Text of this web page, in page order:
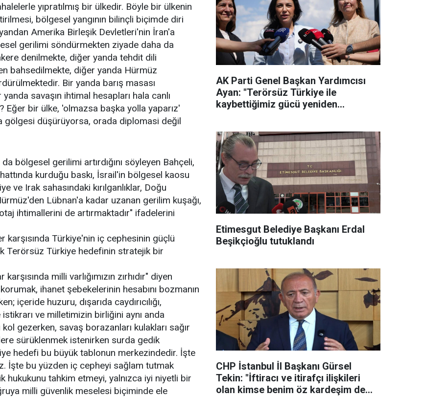
yıpratılmış bir ülkedir. Böyle bir ülkenin
bölgesel yangının bilinçli biçimde diri
Amerika Birleşik Devletleri'nin İran'a
gerilimi söndürmekten ziyade daha da
denilmekte, diğer yanda tehdit dili
bahsedilmekte, diğer yanda Hürmüz
Bir yanda barış masası
savaşın ihtimal hesapları hala canlı
Eğer bir ülke, 'olmazsa başka yolla yaparız'
gölgesi düşürüyorsa, orada diplomasi değil
bölgesel gerilimi artırdığını söyleyen Bahçeli,
kurduğu baskı, İsrail'in bölgesel kaosu
ve Irak sahasındaki kırılganlıklar, Doğu
Lübnan'a kadar uzanan gerilim kuşağı,
ihtimallerini de artırmaktadır" ifadelerini
karşısında Türkiye'nin iç cephesinin güçlü
Terörsüz Türkiye hedefinin stratejik bir
milli varlığımızın zırhıdır" diyen
ihanet şebekelerinin hesabını bozmanın
içeride huzuru, dışarıda caydırıcılığı,
istikrarı ve milletimizin birliğini aynı anda
gezerken, savaş borazanları kulakları sağır
sürüklenmek istenirken surda gedik
hedefi bu büyük tablonun merkezindedir. İşte
İşte bu yüzden iç cepheyi sağlam tutmak
hukukunu tahkim etmeyi, yalnızca iyi niyetli bir
milli güvenlik meselesi biçiminde ele
AK Parti Genel Başkan Yardımcısı
Ayan: "Terörsüz Türkiye ile
kaybettiğimiz gücü yeniden
Etimesgut Belediye Başkanı Erdal
Beşikçioğlu tutuklandı
CHP İstanbul İl Başkanı Gürsel
Tekin: "İftiracı ve itirafçı ilişkileri
olan kimse benim öz kardeşim de